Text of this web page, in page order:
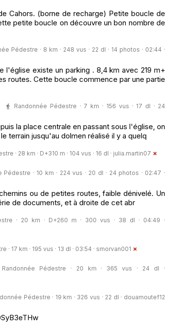
Cahors. (borne de recharge) Petite boucle de
petite boucle on découvre un bon nombre de
Pédestre · 8 km · 248 vus · 22 dl · 14 photos · 02:44 ·
l'église existe un parking . 8,4 km avec 219 m+
routes. Cette boucle commence par une partie
Randonnée Pédestre · 7 km · 156 vus · 17 dl · 24
la place centrale en passant sous l'église, on
terrain jusqu'au dolmen réalisé il y a quelq
· 28 km · D+310 m · 104 vus · 16 dl · julia.martin07
Pédestre · 10 km · 224 vus · 20 dl · 24 photos · 02:47 ·
ou de petites routes, faible dénivelé. Un
de documents, et à droite de cet abr
· 20 km · D+260 m · 300 vus · 38 dl · 04:49 ·
17 km · 195 vus · 13 dl · 03:54 · smorvan001
Randonnée Pédestre · 20 km · 365 vus · 24 dl ·
Pédestre · 19 km · 326 vus · 22 dl · douamoutef12